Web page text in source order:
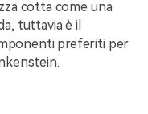
cotta come una
tuttavia è il
preferiti per